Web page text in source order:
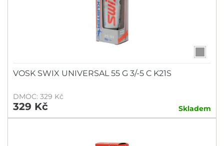
VOSK SWIX UNIVERSAL 55 G 3/-5 C K21S
DMOC: 329 Kč
329 Kč Skladem